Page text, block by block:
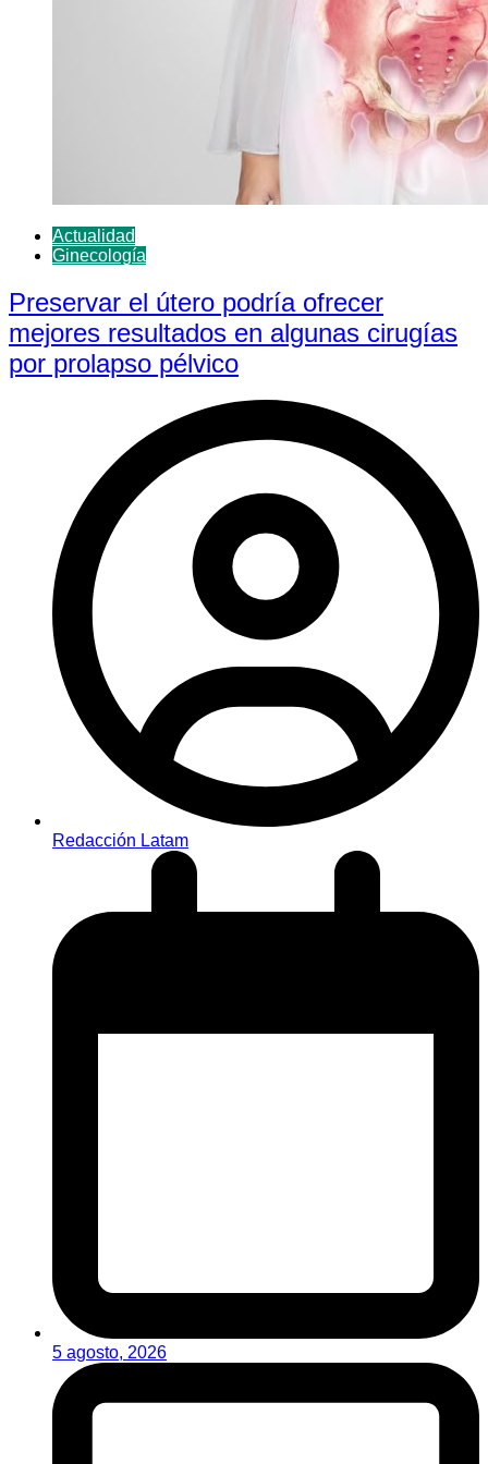
Actualidad
Ginecología
Preservar el útero podría ofrecer
mejores resultados en algunas cirugías
por prolapso pélvico
Redacción Latam
5 agosto, 2026